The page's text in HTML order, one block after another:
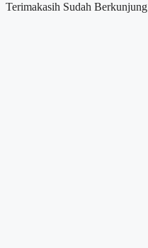
Terimakasih Sudah Berkunjung